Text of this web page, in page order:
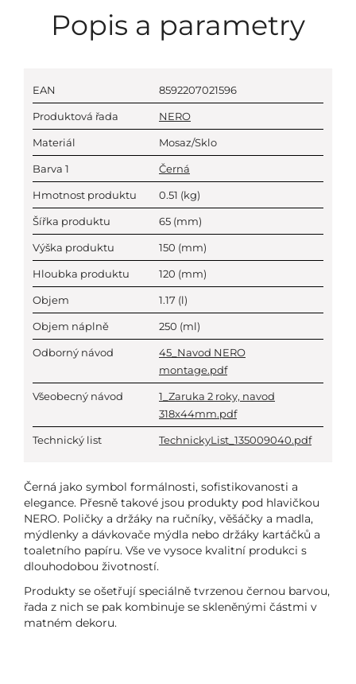
Popis a parametry
EAN 8592207021596
Produktová řada NERO
Materiál Mosaz/Sklo
Barva 1 Černá
Hmotnost produktu 0.51 (kg)
Šířka produktu 65 (mm)
Výška produktu 150 (mm)
Hloubka produktu 120 (mm)
Objem 1.17 (l)
Objem náplně 250 (ml)
Odborný návod
45_Navod NERO
montage.pdf
Všeobecný návod
1_Zaruka 2 roky, navod
318x44mm.pdf
Technický list TechnickyList_135009040.pdf
Černá jako symbol formálnosti, sofistikovanosti a
elegance. Přesně takové jsou produkty pod hlavičkou
NERO. Poličky a držáky na ručníky, věšáčky a madla,
mýdlenky a dávkovače mýdla nebo držáky kartáčků a
toaletního papíru. Vše ve vysoce kvalitní produkci s
dlouhodobou životností.
Produkty se ošetřují speciálně tvrzenou černou barvou,
řada z nich se pak kombinuje se skleněnými částmi v
matném dekoru.